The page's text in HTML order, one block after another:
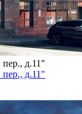
д.11"
д.11"